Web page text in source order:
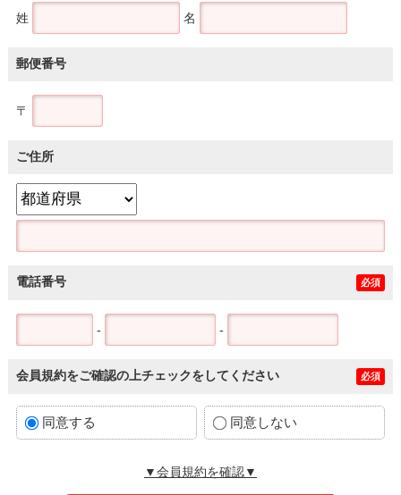
姓 名
郵便番号
〒
ご住所
電話番号 必須
- -
会員規約をご確認の上チェックをしてください 必須
同意する 同意しない
▼会員規約を確認▼